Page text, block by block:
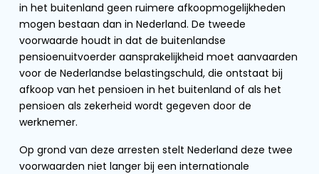
in het buitenland geen ruimere afkoopmogelijkheden
mogen bestaan dan in Nederland. De tweede
voorwaarde houdt in dat de buitenlandse
pensioenuitvoerder aansprakelijkheid moet aanvaarden
voor de Nederlandse belastingschuld, die ontstaat bij
afkoop van het pensioen in het buitenland of als het
pensioen als zekerheid wordt gegeven door de
werknemer.
Op grond van deze arresten stelt Nederland deze twee
voorwaarden niet langer bij een internationale